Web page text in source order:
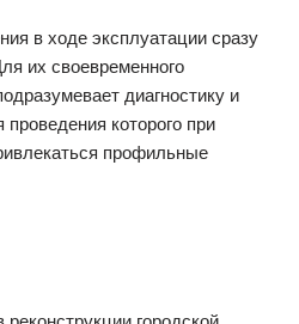
в ходе эксплуатации сразу
их своевременного
диагностику и
которого при
профильные